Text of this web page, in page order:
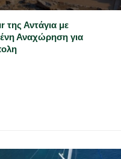
της Αντάγια με
Αναχώρηση για